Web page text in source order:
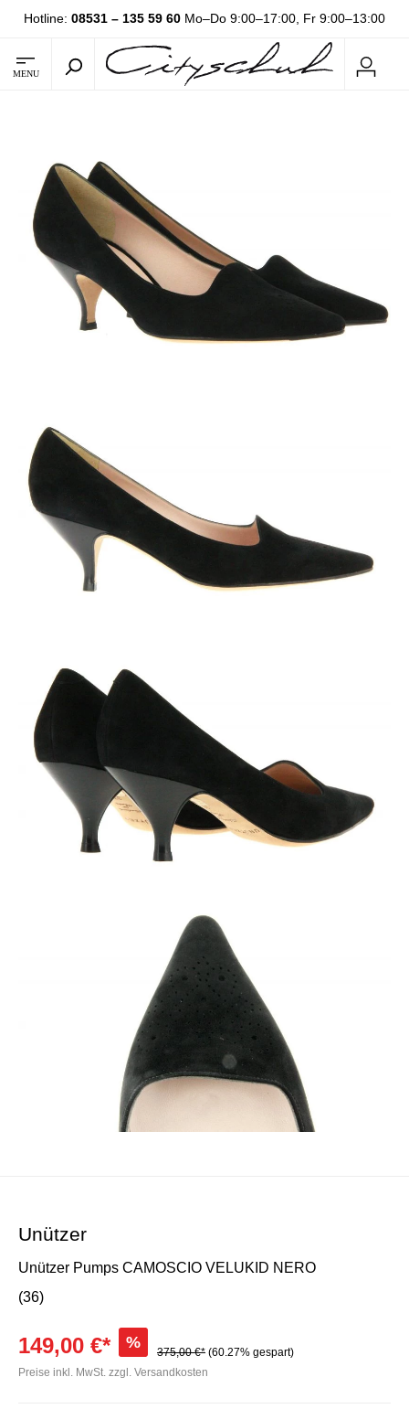
Hotline: 08531 – 135 59 60 Mo–Do 9:00–17:00, Fr 9:00–13:00
MENU
Unützer
Unützer Pumps CAMOSCIO VELUKID NERO
(36)
149,00 €* %
375,00 €* (60.27% gespart)
Preise inkl. MwSt. zzgl. Versandkosten